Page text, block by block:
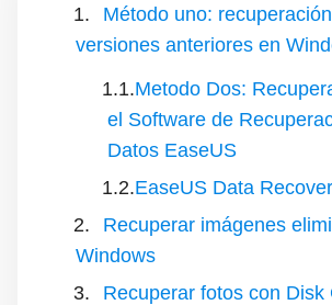
Método uno:
versiones anteriores en
Metodo Dos:
el Software de
Datos EaseUS
EaseUS Data
Recuperar imágenes
Windows
Recuperar fotos con Disk